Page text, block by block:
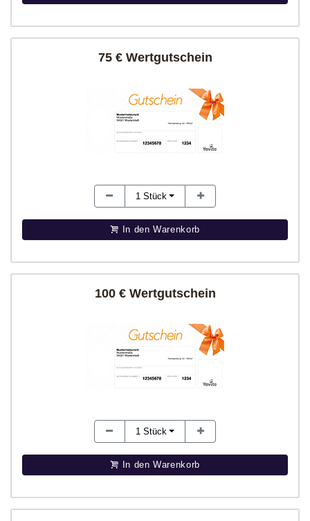
75 € Wertgutschein
1 Stück
In den Warenkorb
100 € Wertgutschein
1 Stück
In den Warenkorb